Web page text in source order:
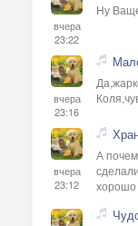
вчера
23:22
Ну
вчера
23:16
вчера
23:12
А
хорошо